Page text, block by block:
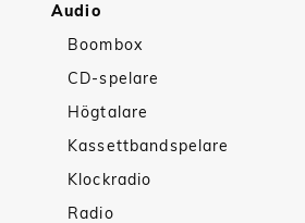
Audio
Boombox
CD-spelare
Högtalare
Kassettbandspelare
Klockradio
Radio